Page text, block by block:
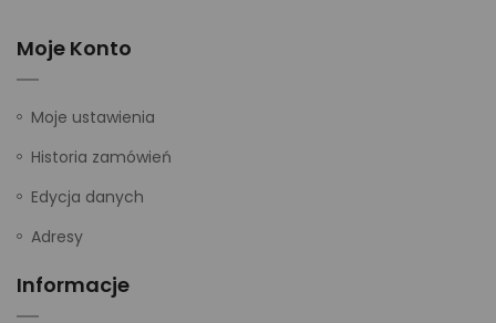
Moje Konto
Moje ustawienia
Historia zamówień
Edycja danych
Adresy
Informacje